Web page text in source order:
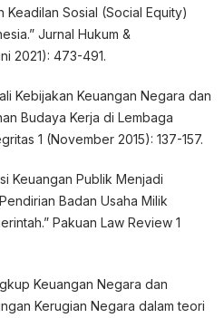
Keadilan Sosial (Social Equity)
Jurnal Hukum &
2021): 473-491.
Kebijakan Keuangan Negara dan
Budaya Kerja di Lembaga
1 (November 2015): 137-157.
Keuangan Publik Menjadi
Badan Usaha Milik
Pakuan Law Review 1
Keuangan Negara dan
Kerugian Negara dalam teori